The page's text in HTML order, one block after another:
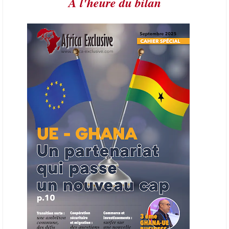
AFRIQUE - PETROLE
en place une plateforme numérique destinée à donner la priorité aux
entreprises du continent dans les marchés du secteur énergétique.
Cet outil permettra de recenser les entreprises africaines opérant dans
la chaîne de valeur énergétique et de publier des appels d’offres
ouverts en priorité aux sociétés du continent. Le projet est en phase
finale de développement et devrait aboutir, d’ici fin 2026 ou début
2027, à un bulletin africain des appels d’offres dans le secteur de
l’énergie.
06/06/26 AFRICA FINANCE CORPORATION
Cette semaine, Africa Finance Corporation (AFC) a annoncé avoir
bouclé un prêt syndiqué de 2 milliards de dollars, la plus importante
levée de son histoire. Initialement calibrée à 1,6 milliard, l'opération a
été relevée de 400 millions face à l'afflux des souscriptions de
banques internationales. Plus du tiers des fonds proviennent
d'institutions financières asiatiques, à parts égales avec l'Europe.
L'Asie-Pacifique et l'Europe pèsent chacune 35 % du tour de table,
devant le Moyen-Orient (25 %) et l'Afrique (5 %), selon le communiqué
de l'institution panafricaine, qui compte 48 pays membres.